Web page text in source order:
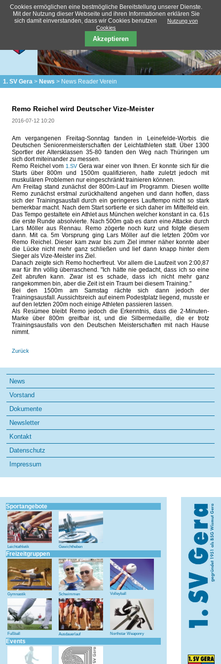
1. SV Gera News News Reader Verein
Remo Reichel wird Deutscher Vize-Meister
2016-07-12 10:20
Am vergangenen Freitag-Sonntag fanden in Leinefelde-Worbis die
Deutschen Seniorenmeisterschaften der Leichtathleten statt. Über 1300
Sportler der Altersklassen 35-80 fanden den Weg nach Thüringen um
sich dort miteinander zu messen.
Remo Reichel vom1.SVGera war einer von Ihnen. Er konnte sich für die
Starts über 800m und 1500m qualifizieren, hatte zuletzt jedoch mit
muskulären Problemen nur eingeschränkt trainieren können.
Am Freitag stand zunächst der 800m-Lauf im Programm. Diesen wollte
Remo zunächst erstmal zurückhaltend angehen und dann hoffen, dass
sich der Trainingsausfall durch ein geringeres Lauftempo nicht so stark
bemerkbar macht. Nach dem Start sortierte er sich daher im Mittelfeld ein.
Das Tempo gestaltete ein Athlet aus München welcher konstant in ca. 61s
die erste Runde absolvierte. Nach 500m gab es dann eine Attacke durch
Lars Möller aus Rennau. Remo zögerte noch kurz und folgte diesem
dann. Mit ca. 5m Vorsprung ging Lars Möller auf die letzten 200m vor
Remo Reichel. Dieser kam zwar bis zum Ziel immer näher konnte aber
die Lücke nicht mehr ganz schließen und lief dann knapp hinter dem
Sieger als Vize-Meister ins Ziel.
Danach zeigte sich Remo hocherfreut. Vor allem die Laufzeit von 2:00,87
war für Ihn völlig überraschend. "Ich hätte nie gedacht, dass ich so eine
Zeit abrufen kann. Zwar ist es schade, dass ich nicht mehr ganz
rangekommen bin, aber die Zeit ist ein Traum bei diesem Training."
Bei den 1500m am Samstag rächte sich dann jedoch der
Trainingsausfall. Aussichtsreich auf einem Podestplatz liegend, musste er
auf den letzten 200m noch einige Athleten passieren lassen.
Als Resümee bleibt Remo jedoch die Erkenntnis, dass die 2-Minuten-
Marke über 800m greifbar ist, und die Silbermedaille, die er trotz
Trainingsausfalls von den Deutschen Meisterschaften mit nach Hause
nimmt.
Zurück
Navigation
überspringen
News
Vorstand
Dokumente
Newsletter
Kontakt
Datenschutz
Impressum
Sportangebote
Leichtathletik Gewichtheben
Freizeitgruppen
Gymnastik Schwimmen Volleyball
Fußball Ausdauerlauf Northstar Weaponry
Events
Cookies ermöglichen eine bestmögliche Bereitstellung unserer Dienste.
Mit der Nutzung dieser Webseite und ihren Informationen erklären Sie
sich damit einverstanden, dass wir Cookies benutzen
Nutzung von
Cookies
Akzeptieren